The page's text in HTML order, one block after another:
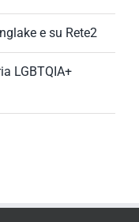
e su Rete2
LGBTQIA+